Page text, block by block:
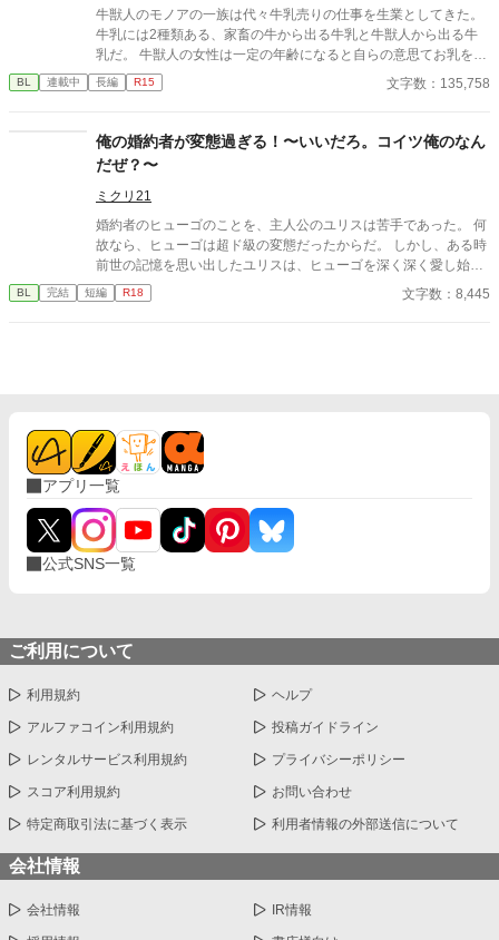
牛獣人のモノアの一族は代々牛乳売りの仕事を生業としてきた。
牛乳には2種類ある、家畜の牛から出る牛乳と牛獣人から出る牛
乳だ。 牛獣人の女性は一定の年齢になると自らの意思てお乳を出
すことが出来る。 そして、僕たち家族普段は家畜の牛の牛乳を売
っているが母と姉達の牛乳は濃厚で喉越しや舌触りが良いお貴族
子息様がお乳を呑まないと相談を受けたのが全ての始まりー 母や
姉達の牛乳を詰めた哺乳瓶を与えてみても、母や姉達のお乳を直
接与えてみても飲んでくれない赤子。 そんな時ふと赤子と目が合
うと僕を見て何かを訴えてくるー 「え？僕のお乳が飲みたい
の？」 「僕はまだ子供でしかも男だからでないよ。」 「え？何言
ってるの姉さん達！僕のお乳に牛乳を垂らして飲ませてみろだな
んて！そんなの上手くいくわけ…え、飲んでるよ？え？」 そんな
こんなで、お乳を呑まない赤子が飲んだ噂は広がり他のお貴族様
達にもうちの子がお乳を飲んでくれないの！と言う相談を受け
ります(＞＜) 誤字脱字、言葉使いが変な所がありましたら脳内変
換して頂けますと幸いです。
BL 連載中 長編 R15 文字数：135,758
俺の婚約者が変態過ぎる！〜いいだろ。コイツ俺のなん
だぜ？〜
ミクリ21
婚約者のヒューゴのことを、主人公のユリスは苦手であった。 何
故なら、ヒューゴは超ド級の変態だったからだ。 しかし、ある時
前世の記憶を思い出したユリスは、ヒューゴを深く深く愛し始め
る。 何故なら、ユリスは前世で変態大好きな性癖だったか
ら………。
BL 完結 短編 R18 文字数：8,445
アプリ一覧
公式SNS一覧
ご利用について
利用規約 ヘルプ
アルファコイン利用規約 投稿ガイドライン
レンタルサービス利用規約 プライバシーポリシー
スコア利用規約 お問い合わせ
特定商取引法に基づく表示 利用者情報の外部送信について
会社情報
会社情報 IR情報